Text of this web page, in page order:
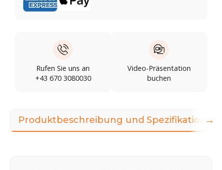
Rufen Sie uns an
+43 670 3080030
Video-Präsentation
buchen
Produktbeschreibung und Spezifikationen
→